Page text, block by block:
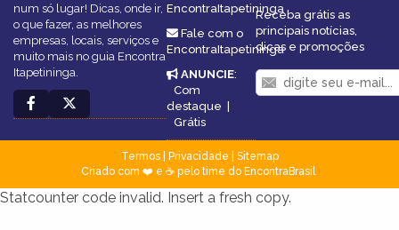
num só lugar! Dicas, onde ir,
o que fazer, as melhores
empresas, locais, serviços e
muito mais no guia Encontra
Itapetininga.
EncontraItapetininga
Fale com o
EncontraItapetininga
ANUNCIE:
Com
destaque
Grátis
Receba grátis as
principais notícias,
dicas e promoções
Termos| Privacidade
Sitemap
Criado com ❤️ e ☕ pelo time do EncontraBrasil
Statcounter code invalid. Insert a fresh copy.